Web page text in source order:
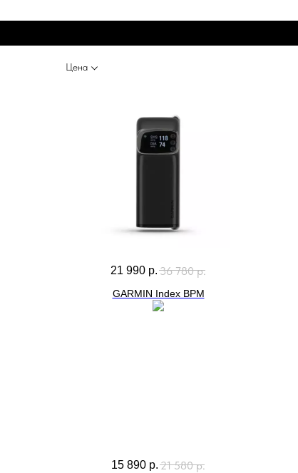
Цена
21 990 р. 36 780 р.
GARMIN Index BPM
15 890 р. 21 580 р.